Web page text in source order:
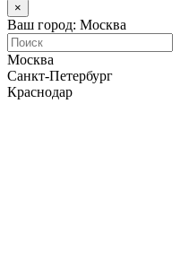
×
Ваш город: Москва
Москва
Санкт-Петербург
Краснодар